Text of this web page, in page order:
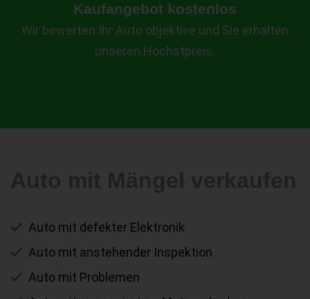
Kaufangebot kostenlos
Wir bewerten Ihr Auto objektive und Sie erhalten
unseren Höchstpreis.
Auto mit defekter Elektronik
Auto mit anstehender Inspektion
Auto mit Problemen